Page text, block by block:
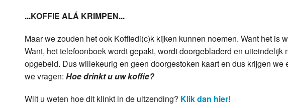
...KOFFIE ALÁ KRIMPEN...
Maar we zouden het ook Koffiedi(c)k kijken kunnen noemen. Want het is
Want, het telefoonboek wordt gepakt, wordt doorgebladerd en
opgebeld. Dus willekeurig en geen doorgestoken kaart en dus krijgen
we vragen: Hoe drinkt u uw koffie?
Wilt u weten hoe dit klinkt in de uitzending? Klik dan hier!